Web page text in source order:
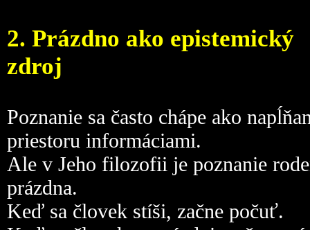
2. Prázdno ako epistemický
zdroj
Poznanie sa často chápe ako
priestoru informáciami.
Ale v Jeho filozofii je poznanie
prázdna.
Keď sa človek stíši, začne počuť.